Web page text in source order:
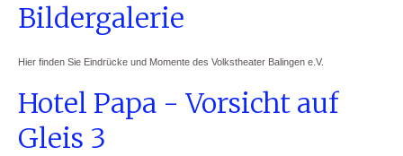
Bildergalerie
Hier finden Sie Eindrücke und Momente des Volkstheater Balingen e.V.
Hotel Papa - Vorsicht auf
Gleis 3